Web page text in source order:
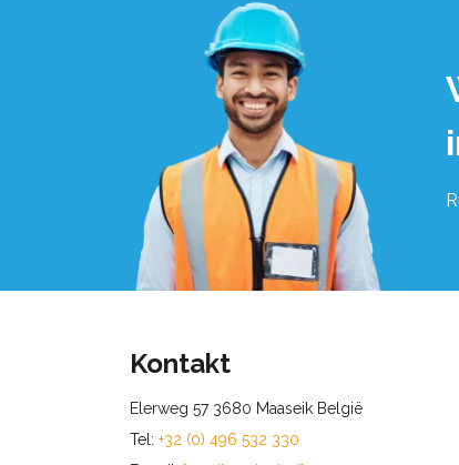
Kontakt
Elerweg 57 3680 Maaseik België
Tel: +32 (0) 496 532 330